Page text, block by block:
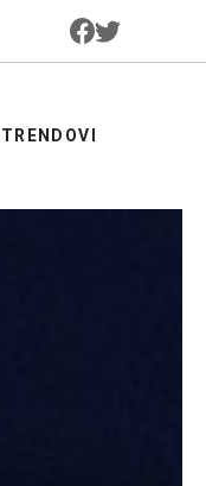
TRENDOVI